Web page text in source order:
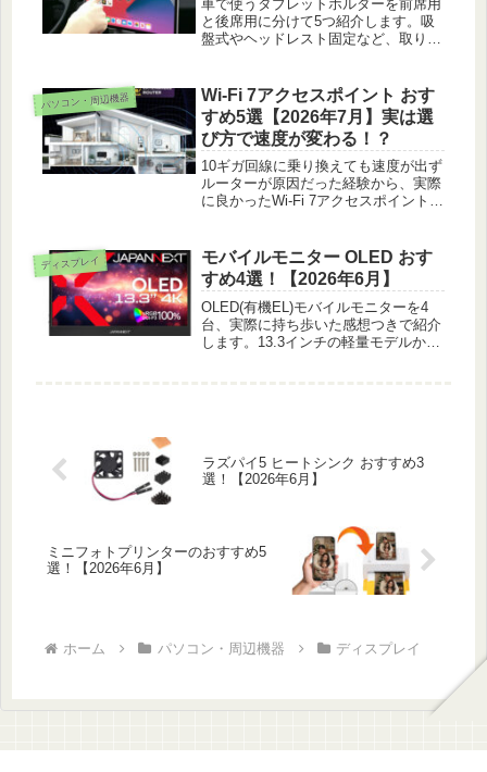
車で使うタブレットホルダーを前席用
と後席用に分けて5つ紹介します。吸
盤式やヘッドレスト固定など、取り付
パソコン・周辺機器
Wi-Fi 7アクセスポイント おす
すめ5選【2026年7月】実は選
び方で速度が変わる！？
10ギガ回線に乗り換えても速度が出ず
ルーターが原因だった経験から、実際
に良かったWi-Fi 7アクセスポイント5
ディスプレイ
モバイルモニター OLED おす
すめ4選！【2026年6月】
OLED(有機EL)モバイルモニターを4
台、実際に持ち歩いた感想つきで紹介
します。13.3インチの軽量モデルから
ラズパイ5 ヒートシンク おすすめ3
選！【2026年6月】
ミニフォトプリンターのおすすめ5
選！【2026年6月】
ホーム パソコン・周辺機器 ディスプレイ